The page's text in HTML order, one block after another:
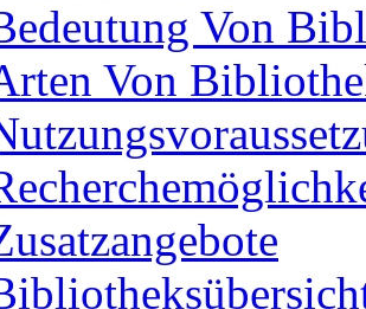
Von
Von